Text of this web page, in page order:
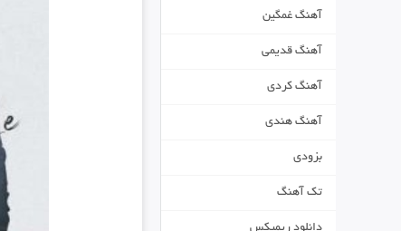
آهنگ غمگین
آهنگ قدیمی
آهنگ کردی
آهنگ هندی
بزودی
تک آهنگ
دانلود ریمیکس